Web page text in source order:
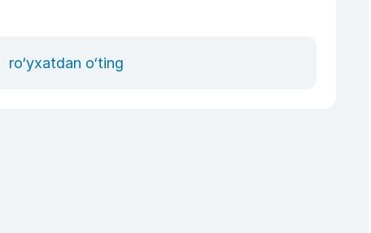
ro‘yxatdan o‘ting